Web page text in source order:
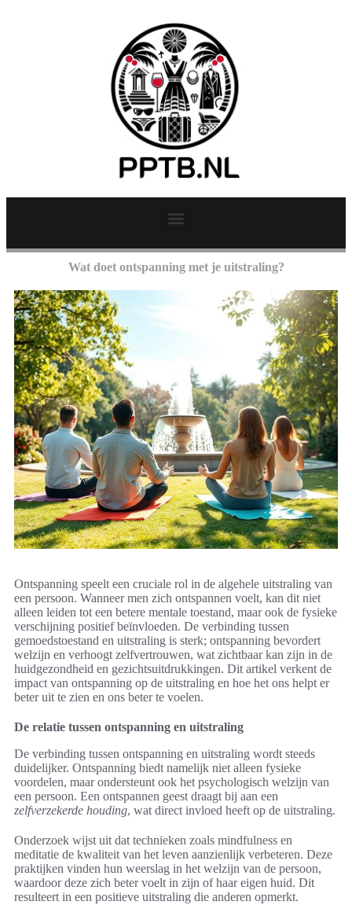
Wat doet ontspanning met je uitstraling?
Ontspanning speelt een cruciale rol in de algehele uitstraling van
een persoon. Wanneer men zich ontspannen voelt, kan dit niet
alleen leiden tot een betere mentale toestand, maar ook de fysieke
verschijning positief beïnvloeden. De verbinding tussen
gemoedstoestand en uitstraling is sterk; ontspanning bevordert
welzijn en verhoogt zelfvertrouwen, wat zichtbaar kan zijn in de
huidgezondheid en gezichtsuitdrukkingen. Dit artikel verkent de
impact van ontspanning op de uitstraling en hoe het ons helpt er
beter uit te zien en ons beter te voelen.
De relatie tussen ontspanning en uitstraling
De verbinding tussen ontspanning en uitstraling wordt steeds
duidelijker. Ontspanning biedt namelijk niet alleen fysieke
voordelen, maar ondersteunt ook het psychologisch welzijn van
een persoon. Een ontspannen geest draagt bij aan een
zelfverzekerde houding, wat direct invloed heeft op de uitstraling.
Onderzoek wijst uit dat technieken zoals mindfulness en
meditatie de kwaliteit van het leven aanzienlijk verbeteren. Deze
praktijken vinden hun weerslag in het welzijn van de persoon,
waardoor deze zich beter voelt in zijn of haar eigen huid. Dit
resulteert in een positieve uitstraling die anderen opmerkt.